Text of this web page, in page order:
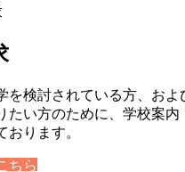
を検討されている方、およ
たい方のために、学校案内
おります。
ちら